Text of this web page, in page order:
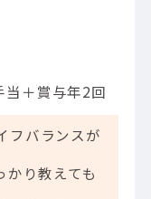
当＋賞与年2回
フバランスが
かり教えても